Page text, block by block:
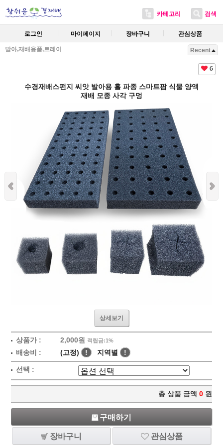
카테고리 검색
로그인 마이페이지 장바구니 관심상품
발아,재배용품,트레이 Recent
6
수경재배스펀지 씨앗 발아용 홀 파종 스마트팜 식물 양액
재배 모종 사각 구멍
상세보기
상품가 : 2,000원 적립금:1%
배송비 : (고정) ! 지역별 !
선택 :
총 상품 금액 0 원
구매하기
장바구니 관심상품